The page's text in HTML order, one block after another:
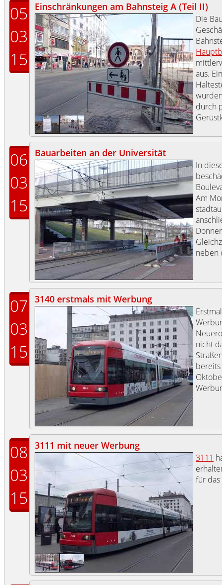
05
03
15
Einschränkungen am Bahnsteig A (Teil II)
Die
aus.
durch
06
03
15
Bauarbeiten an der Universität
In
Am
neben
07
03
15
3140 erstmals mit Werbung
nicht
bereits
08
03
15
3111 mit neuer Werbung
3111
für